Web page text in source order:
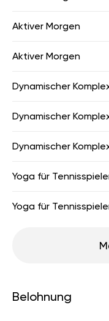
Aktiver Morgen
Aktiver Morgen
Dynamischer
Dynamischer
Dynamischer
Yoga für
Yoga für
Belohnung